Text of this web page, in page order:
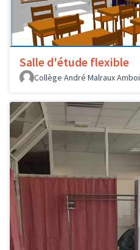
Salle d'étude flexible
Collège André Malraux